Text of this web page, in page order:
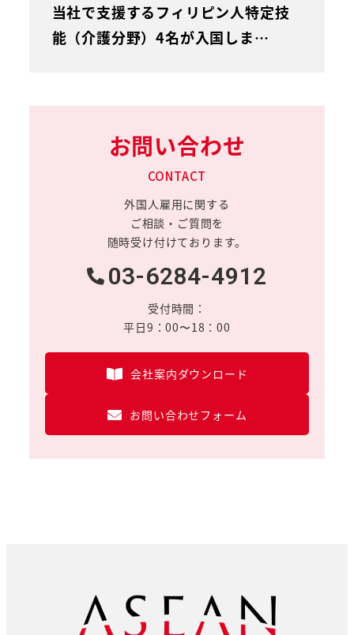
当社で支援するフィリピン人特定技
能（介護分野）4名が入国しま…
お問い合わせ
CONTACT
外国人雇用に関する
ご相談・ご質問を
随時受け付けております。
03-6284-4912
受付時間：
平日9：00〜18：00
会社案内ダウンロード
お問い合わせフォーム